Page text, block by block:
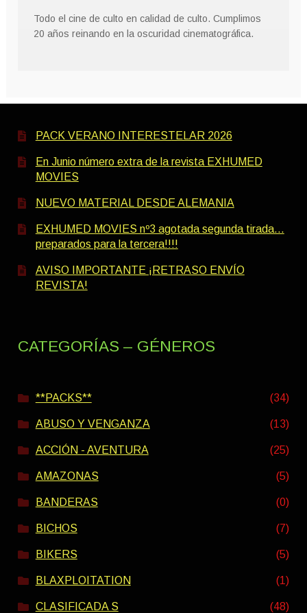
Todo el cine de culto en calidad de culto. Cumplimos
20 años reinando en la oscuridad cinematográfica.
PACK VERANO INTERESTELAR 2026
En Junio número extra de la revista EXHUMED
MOVIES
NUEVO MATERIAL DESDE ALEMANIA
EXHUMED MOVIES nº3 agotada segunda tirada…
preparados para la tercera!!!!
AVISO IMPORTANTE ¡RETRASO ENVÍO
REVISTA!
CATEGORÍAS – GÉNEROS
**PACKS** (34)
ABUSO Y VENGANZA (13)
ACCIÓN - AVENTURA (25)
AMAZONAS (5)
BANDERAS (0)
BICHOS (7)
BIKERS (5)
BLAXPLOITATION (1)
CLASIFICADA S (48)